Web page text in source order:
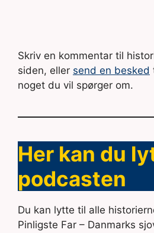
Skriv en kommentar til
siden, eller send en besked
noget du vil spørger om.
Her kan du
podcasten
Du kan lytte til alle
Pinligste Far – Danmarks